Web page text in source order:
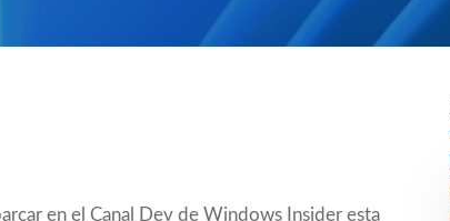
en el Canal Dev de Windows Insider esta